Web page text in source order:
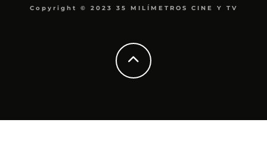
Copyright © 2023 35 MILÍMETROS CINE Y TV